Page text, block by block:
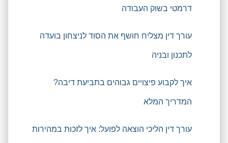
דרמטי בשוק העבודה
עורך דין מצליח חושף את הסוד לניצחון בועדה
לתכנון ובניה
איך לקבוע פיצויים גבוהים בתביעת דיבה?
המדריך המלא
עורך דין הליכי הוצאה לפועל: איך לזכות במהירות